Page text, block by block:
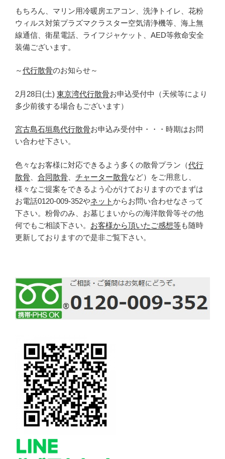
もちろん、マリン用冷暖房エアコン、洗浄トイレ、花粉
ウィルス対策プラズマクラスター空気清浄機等、海上無
線通信、衛星電話、ライフジャケット、AED等救命安全
装備ございます。
～代行散骨のお知らせ～
2月28日(土) 東京湾代行散骨お申込受付中（天候等により
多少前後する場合もございます）
宮古島石垣島代行散骨お申込み受付中・・・時期はお問
い合わせ下さい。
色々なお客様に対応できるよう多くの散骨プラン（代行
散骨
合同散骨 チャーター散骨など）をご用意し、
様々なご提案をできるよう心がけておりますのでまずは
お電話0120-009-352やネットからお問い合わせなさって
下さい。粉骨のみ、お墓じまいからの海洋散骨等その他
何でもご相談下さい。 お客様から頂いたご感想等も随時
更新しておりますので是非ご覧下さい。